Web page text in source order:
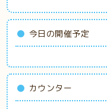
今日の開催予定
カウンター